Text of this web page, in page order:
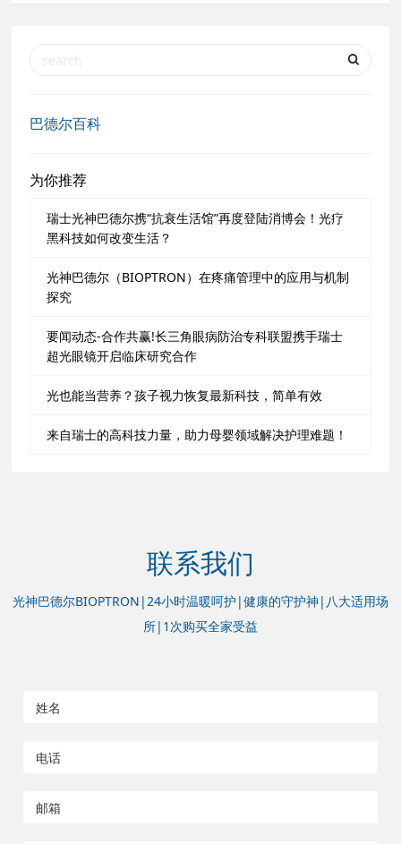
巴德尔百科
为你推荐
瑞士光神巴德尔携“抗衰生活馆”再度登陆消博会！光疗
黑科技如何改变生活？
光神巴德尔（BIOPTRON）在疼痛管理中的应用与机制
探究
要闻动态-合作共赢!长三角眼病防治专科联盟携手瑞士
超光眼镜开启临床研究合作
光也能当营养？孩子视力恢复最新科技，简单有效
来自瑞士的高科技力量，助力母婴领域解决护理难题！
联系我们
光神巴德尔BIOPTRON|24小时温暖呵护|健康的守护神|八大适用场
所|1次购买全家受益